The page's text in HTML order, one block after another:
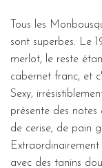
Tous les
sont superbes. Le
merlot, le reste
cabernet franc, et
Sexy,
présente des
de cerise, de pain
Extraordinairement
avec des tanins